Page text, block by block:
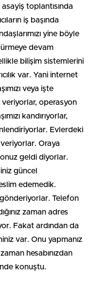
toplantısında
iş başında
yine böyle
devam
bilişim sistemlerini
var. Yani internet
veya işte
veriyorlar, operasyon
kandırıyorlar,
Evlerdeki
veriyorlar. Oraya
geldi diyorlar.
güncel
edemedik.
Telefon
zaman adres
Fakat ardından da
var. Onu yapmanız
hesabınızdan
konuştu.